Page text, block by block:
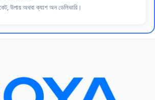
উপায় অথবা ক্যাশ অন ডেলিভারি।